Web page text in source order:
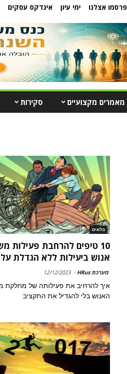
פרסמו אצלנו ימי עיון אינדקס עסקים
מאמרים מקצועיים סקירות
בלוגים
10 טיפים להרחבת פעילות
אנוש ביעילות ללא הגדלת
מערכת HRus -
12/12/2023
איך להרחיב את פעילותה של מחלקת
האנוש בלי להגדיל את התקציב